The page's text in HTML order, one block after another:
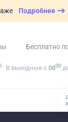
Подробнее
Бесплатно
В выходные с 0800